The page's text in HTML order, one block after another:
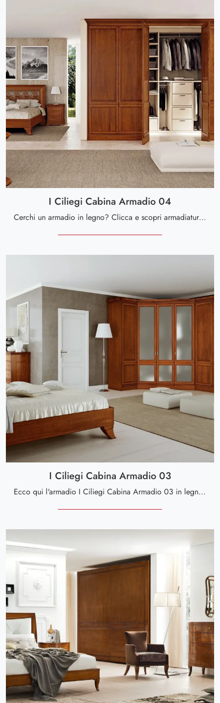
I Ciliegi Cabina Armadio 04
Cerchi un armadio in legno? Clicca e scopri armadiature cabine armadio con ante battenti di Le Fablier.
I Ciliegi Cabina Armadio 03
Ecco qui l'armadio I Ciliegi Cabina Armadio 03 in legno di Le Fablier! Una ricca gamma di armadi cabine armadio con ante battenti.